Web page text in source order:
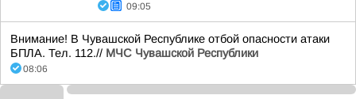
09:05
Внимание! В Чувашской Республике отбой опасности атаки
БПЛА. Тел. 112.// МЧС Чувашской Республики
08:06